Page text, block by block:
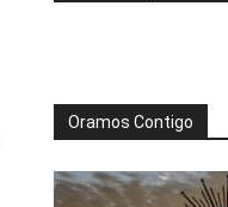
Oramos Contigo